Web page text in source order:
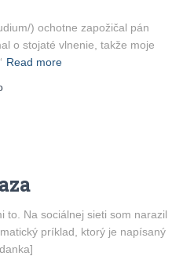
) ochotne zapožičal pán
o stojaté vlnenie, takže moje
Read more
to. Na sociálnej sieti som narazil
príklad, ktorý je napísaný